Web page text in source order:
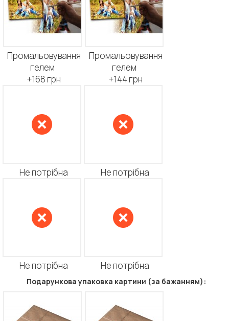
Промальовування
гелем
+168 грн
Промальовування
гелем
+144 грн
Не потрібна Не потрібна
Не потрібна Не потрібна
Подарункова упаковка картини (за бажанням):